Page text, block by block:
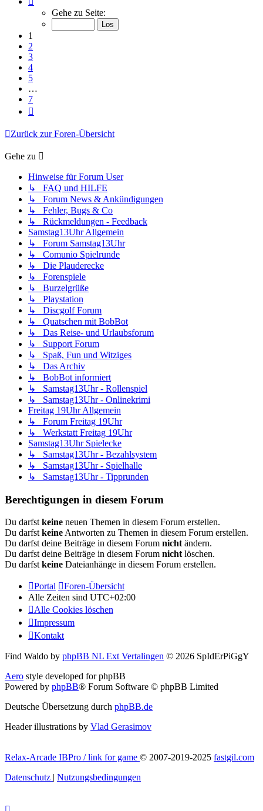
von
Gehe zu Seite:
1
2
3
4
5
…
7
Zurück zur Foren-Übersicht
Gehe zu
Hinweise für Forum User
↳ FAQ und HILFE
↳ Forum News & Ankündigungen
↳ Fehler, Bugs & Co
↳ Rückmeldungen - Feedback
Samstag13Uhr Allgemein
↳ Forum Samstag13Uhr
↳ Comunio Spielrunde
↳ Die Plauderecke
↳ Forenspiele
↳ Burzelgrüße
↳ Playstation
↳ Discgolf Forum
↳ Quatschen mit BobBot
↳ Das Reise- und Urlaubsforum
↳ Support Forum
↳ Spaß, Fun und Witziges
↳ Das Archiv
↳ BobBot informiert
↳ Samstag13Uhr - Rollenspiel
↳ Samstag13Uhr - Onlinekrimi
Freitag 19Uhr Allgemein
↳ Forum Freitag 19Uhr
↳ Werkstatt Freitag 19Uhr
Samstag13Uhr Spielecke
↳ Samstag13Uhr - Bezahlsystem
↳ Samstag13Uhr - Spielhalle
↳ Samstag13Uhr - Tipprunden
Berechtigungen in diesem Forum
Du darfstkeine neuen Themen in diesem Forum erstellen.
Du darfstkeineAntworten zu Themen in diesem Forum erstellen.
Du darfst deine Beiträge in diesem Forum nichtändern.
Du darfst deine Beiträge in diesem Forum nichtlöschen.
Du darfstkeine Dateianhänge in diesem Forum erstellen.
Portal
Foren-Übersicht
Alle Zeiten sind UTC+02:00
Alle Cookies löschen
Impressum
Kontakt
Find Waldo by phpBB NL Ext Vertalingen © 2026 SpIdErPiGgY
Aero style developed for phpBB
Powered by phpBB® Forum Software © phpBB Limited
Deutsche Übersetzung durch phpBB.de
Header illustrations by Vlad Gerasimov
Relax-Arcade IBPro / link for game © 2007-2019-2025 fastgil.com
Datenschutz | Nutzungsbedingungen